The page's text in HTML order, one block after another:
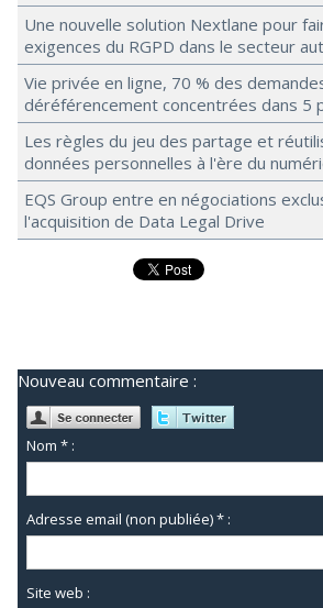
Une nouvelle solution Nextlane pour
exigences du RGPD dans le secteur
Vie privée en ligne, 70 % des
déréférencement concentrées dans 5
Les règles du jeu des partage et
données personnelles à l'ère du
EQS Group entre en négociations
l'acquisition de Data Legal Drive
Nouveau commentaire :
Nom * :
Adresse email (non publiée) * :
Site web :